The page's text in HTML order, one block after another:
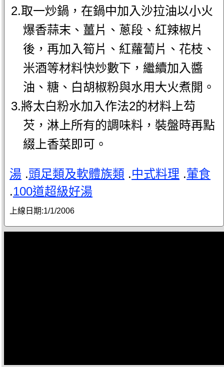
2.取一炒鍋，在鍋中加入沙拉油以小火
爆香蒜末、薑片、蔥段、紅辣椒片
後，再加入筍片、紅蘿蔔片、花枝、
米酒等材料快炒數下，繼續加入醬
油、糖、白胡椒粉與水用大火煮開。
3.將太白粉水加入作法2的材料上芶
芡，淋上所有的調味料，裝盤時再點
綴上香菜即可。
湯 .頭足類及軟體族類 .中式料理 .葷食
.100道超級好湯
上線日期:1/1/2006